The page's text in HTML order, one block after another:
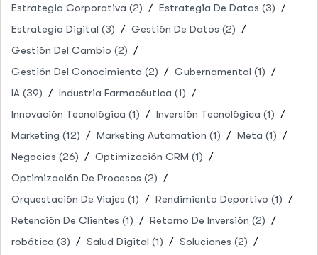
Estrategia Corporativa (2) Estrategia De Datos (3)
Estrategia Digital (3) Gestión De Datos (2)
Gestión Del Cambio (2)
Gestión Del Conocimiento (2) Gubernamental (1)
IA (39) Industria Farmacéutica (1)
Innovación Tecnológica (1) Inversión Tecnológica (1)
Marketing (12) Marketing Automation (1) Meta (1)
Negocios (26) Optimización CRM (1)
Optimización De Procesos (2)
Orquestación De Viajes (1) Rendimiento Deportivo (1)
Retención De Clientes (1) Retorno De Inversión (2)
robótica (3) Salud Digital (1) Soluciones (2)